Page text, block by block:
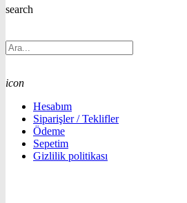
search
icon
Hesabım
Siparişler / Teklifler
Ödeme
Sepetim
Gizlilik politikası